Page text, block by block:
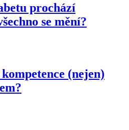
prochází
se mění?
(nejen)